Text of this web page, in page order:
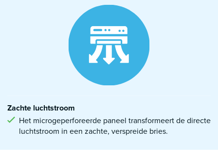
Zachte luchtstroom
Het microgeperforeerde paneel transformeert de directe
luchtstroom in een zachte, verspreide bries.